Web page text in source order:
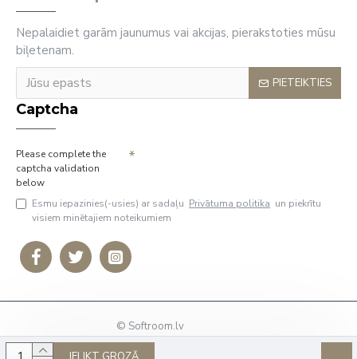
Nepalaidiet garām jaunumus vai akcijas, pierakstoties mūsu
biļetenam.
PIETEIKTIES
Captcha
Please complete the
captcha validation
below
Esmu iepazinies(-usies) ar sadaļu Privātuma politika un piekrītu
visiem minētajiem noteikumiem
© Softroom.lv
Tālrunis: +37127009636